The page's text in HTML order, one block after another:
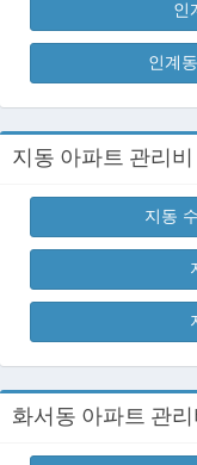
인
인계
지동 아파트 관리
지동
화서동 아파트 관